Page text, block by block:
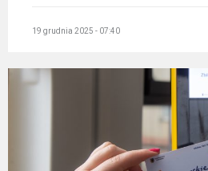
19 grudnia 2025 - 07:40